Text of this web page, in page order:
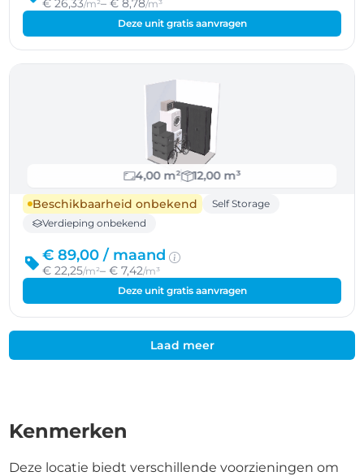
€ 26,33/m²– € 8,78/m³
Deze unit gratis aanvragen
4,00 m²
12,00 m³
Beschikbaarheid onbekend
Self Storage
Verdieping onbekend
€ 89,00 / maand
€ 22,25/m²– € 7,42/m³
Deze unit gratis aanvragen
Laad meer
Kenmerken
Deze locatie biedt verschillende voorzieningen om